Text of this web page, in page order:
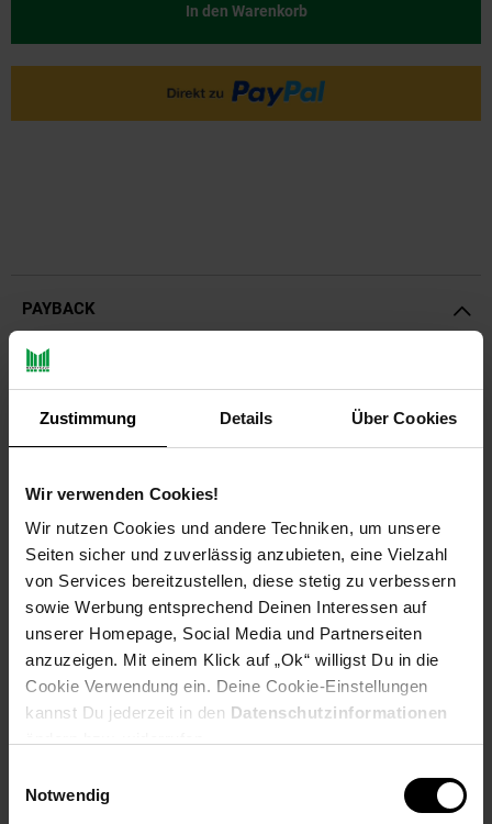
Zustimmung Details Über Cookies
Wir verwenden Cookies!
Wir nutzen Cookies und andere Techniken, um unsere
Seiten sicher und zuverlässig anzubieten, eine Vielzahl
von Services bereitzustellen, diese stetig zu verbessern
sowie Werbung entsprechend Deinen Interessen auf
unserer Homepage, Social Media und Partnerseiten
anzuzeigen. Mit einem Klick auf „Ok“ willigst Du in die
Cookie Verwendung ein. Deine Cookie-Einstellungen
kannst Du jederzeit in den Datenschutzinformationen
Notwendig
In den Warenkorb
PAYBACK
Produktbeschreibung
Wir bieten Ihnen ein hochwertiges Edelstahlgewebe in
Industriequalität, also das Material mit dem die Profis arbeiten
Das Gewebe ist für den Bau einer Siebfilteranlage oder eines
Sifi gedacht. Einen Siebfilter verwendet man zur Vorfilterung
eines Koi- oder Gartenteiches. Wir haben das Edelstahlgewebe
in Filtern getestet und sind zu dem Ergebnis gekommen dass,
Das Gewebe setzt sich nicht so schnell zu, ist aber noch fein
genug um kleinste Schwebstoffe aus dem Wasser zu filtern.